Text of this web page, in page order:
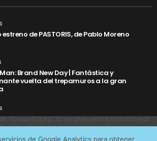
de PASTORIS, de Pablo Moreno
Brand New Day | Fantástica y
vuelta del trepamuros a la gran
‘Yo soy Rocky’, la sorprendente historia real
cómo Stallone se convirtió en Rocky
de Google Analytics para obtener